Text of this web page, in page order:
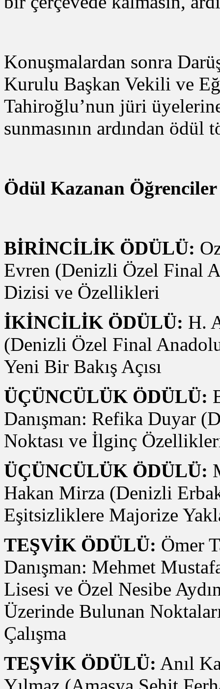
Konuşmalardan sonra
Kurulu Başkan Vekili ve
Tahiroğlu’nun jüri
sunmasının ardından ödül
Ödül Kazanan
BİRİNCİLİK ÖDÜLÜ:
Evren (Denizli Özel Final
Dizisi ve Özellikleri
İKİNCİLİK ÖDÜLÜ: H.
(Denizli Özel Final
Yeni Bir Bakış Açısı
ÜÇÜNCÜLÜK ÖDÜLÜ:
Danışman: Refika Duyar
Noktası ve İlginç
ÜÇÜNCÜLÜK ÖDÜLÜ:
Hakan Mirza (Denizli
Eşitsizliklere Majorize
TEŞVİK ÖDÜLÜ: Ömer
Danışman: Mehmet
Lisesi ve Özel Nesibe
Üzerinde Bulunan
Çalışma
TEŞVİK ÖDÜLÜ: Anıl